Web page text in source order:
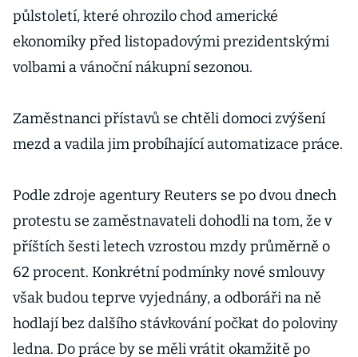
půlstoletí, které ohrozilo chod americké
ekonomiky před listopadovými prezidentskými
volbami a vánoční nákupní sezonou.
Zaměstnanci přístavů se chtěli domoci zvýšení
mezd a vadila jim probíhající automatizace práce.
Podle zdroje agentury Reuters se po dvou dnech
protestu se zaměstnavateli dohodli na tom, že v
příštích šesti letech vzrostou mzdy průměrně o
62 procent. Konkrétní podmínky nové smlouvy
však budou teprve vyjednány, a odboráři na ně
hodlají bez dalšího stávkování počkat do poloviny
ledna. Do práce by se měli vrátit okamžitě po